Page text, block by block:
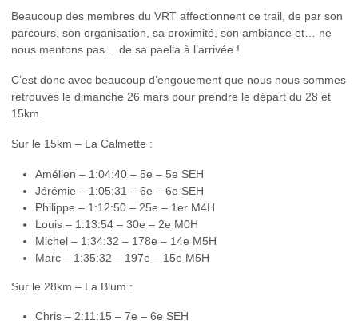
Beaucoup des membres du VRT affectionnent ce trail, de par son
parcours, son organisation, sa proximité, son ambiance et… ne
nous mentons pas… de sa paella à l’arrivée !
C’est donc avec beaucoup d’engouement que nous nous sommes
retrouvés le dimanche 26 mars pour prendre le départ du 28 et
15km.
Sur le 15km – La Calmette :
Amélien – 1:04:40 – 5e – 5e SEH
Jérémie – 1:05:31 – 6e – 6e SEH
Philippe – 1:12:50 – 25e – 1er M4H
Louis – 1:13:54 – 30e – 2e M0H
Michel – 1:34:32 – 178e – 14e M5H
Marc – 1:35:32 – 197e – 15e M5H
Sur le 28km – La Blum :
Chris – 2:11:15 – 7e – 6e SEH